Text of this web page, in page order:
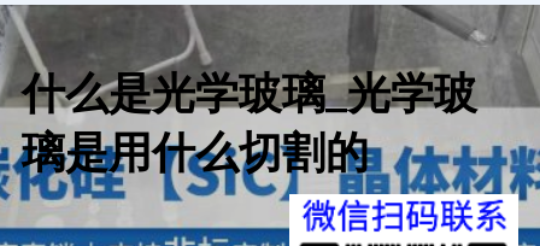
什么是光学玻璃_光学玻
璃是用什么切割的